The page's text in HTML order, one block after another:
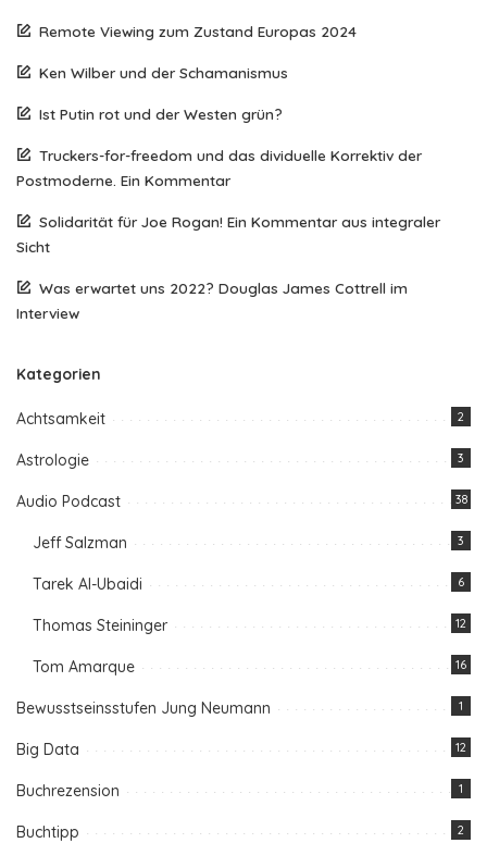
Remote Viewing zum Zustand Europas 2024
Ken Wilber und der Schamanismus
Ist Putin rot und der Westen grün?
Truckers-for-freedom und das dividuelle Korrektiv der
Postmoderne. Ein Kommentar
Solidarität für Joe Rogan! Ein Kommentar aus integraler
Sicht
Was erwartet uns 2022? Douglas James Cottrell im
Interview
Kategorien
Achtsamkeit 2
Astrologie 3
Audio Podcast 38
Jeff Salzman 3
Tarek Al-Ubaidi 6
Thomas Steininger 12
Tom Amarque 16
Bewusstseinsstufen Jung Neumann 1
Big Data 12
Buchrezension 1
Buchtipp 2